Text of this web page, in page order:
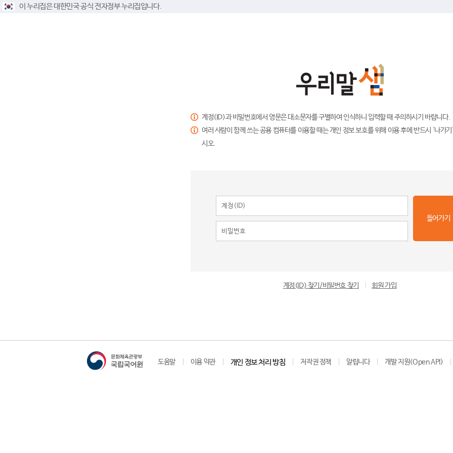
이 누리집은 대한민국 공식 전자정부 누리집입니다.
계정(ID)과 비밀번호에서 영문은 대소문자를 구별하여 인식하니 입력할 때 주의하시기 바랍니다.
여러 사람이 함께 쓰는 공용 컴퓨터를 이용할 때는 개인 정보 보호를 위해 이용 후에 반드시 '나가
시오.
들어가기
계정(ID) 찾기/비밀번호 찾기 회원 가입
도움말 이용 약관 개인 정보 처리 방침 저작권 정책 알립니다 개발 지원(Open API)